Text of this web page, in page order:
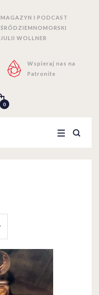
MAGAZYN I PODCAST
ŚRÓDZIEMNOMORSKI
JULII WOLLNER
Wspieraj nas na
Patronite
0